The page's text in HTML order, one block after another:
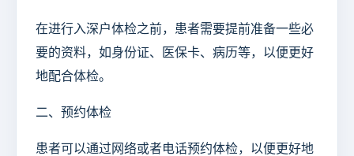
在进行入深户体检之前，患者需要提前准备一些必
要的资料，如身份证、医保卡、病历等，以便更好
地配合体检。
二、预约体检
患者可以通过网络或者电话预约体检，以便更好地